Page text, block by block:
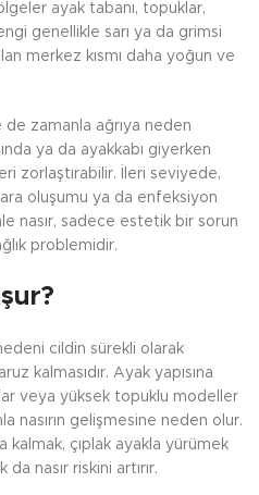
ayak tabanı, topuklar,
genellikle sarı ya da grimsi
merkez kısmı daha yoğun ve
de zamanla ağrıya neden
ya da ayakkabı giyerken
zorlaştırabilir. İleri seviyede,
oluşumu ya da enfeksiyon
nasır, sadece estetik bir sorun
problemidir.
cildin sürekli olarak
kalmasıdır. Ayak yapısına
veya yüksek topuklu modeller
nasırın gelişmesine neden olur.
kalmak, çıplak ayakla yürümek
nasır riskini artırır.